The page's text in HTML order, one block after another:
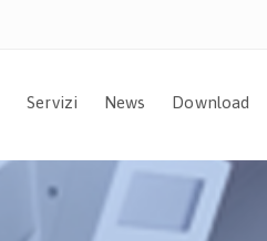
Servizi News Download